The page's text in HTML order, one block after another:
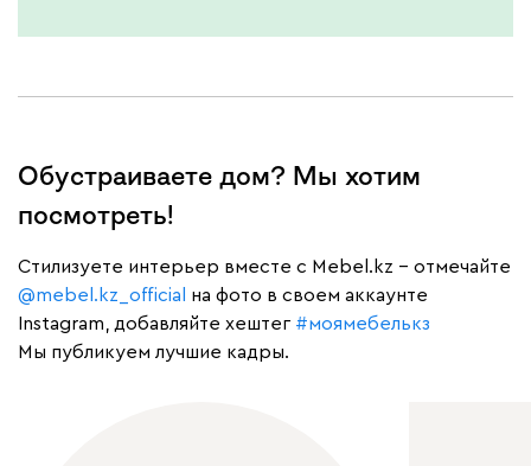
Обустраиваете дом? Мы хотим
посмотреть!
Cтилизуете интерьер вместе с Mebel.kz – отмечайте
@mebel.kz_official
на фото в своем аккаунте
Instagram, добавляйте хештег #моямебелькз
Мы публикуем лучшие кадры.